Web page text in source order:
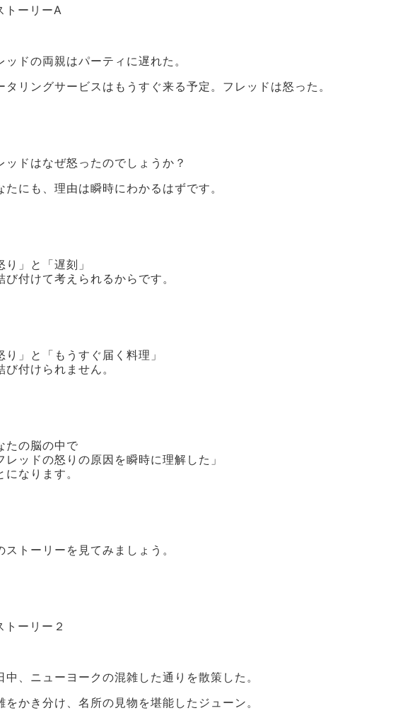
ーリーA
ッドの両親はパーティに遅れた。
タリングサービスはもうすぐ来る予定。フレッドは怒った。
ッドはなぜ怒ったのでしょうか？
たにも、理由は瞬時にわかるはずです。
り」と「遅刻」
び付けて考えられるからです。
り」と「もうすぐ届く料理」
び付けられません。
たの脳の中で
レッドの怒りの原因を瞬時に理解した」
になります。
ストーリーを見てみましょう。
ーリー２
中、ニューヨークの混雑した通りを散策した。
をかき分け、名所の見物を堪能したジューン。